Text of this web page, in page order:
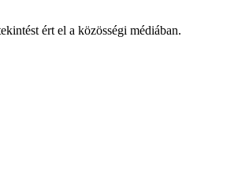
ért el a közösségi médiában.